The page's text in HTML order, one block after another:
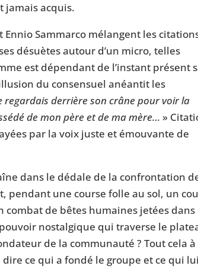
jamais acquis.
Sammarco mélangent les
désuètes autour d’un micro, telles
est dépendant de l’instant présent
du consensuel anéantit les
regardais derrière son crâne pour voir la
de mon père et de ma mère… »
par la voix juste et émouvante de
dans le dédale de la confrontation
pendant une course folle au sol, un
combat de bêtes humaines jetées dans
nostalgique qui traverse le
de la communauté ? Tout cela à
dire ce qui a fondé le groupe et ce qui